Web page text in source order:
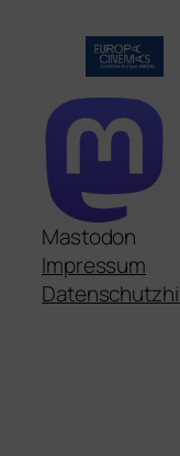
Mastodon
Impressum